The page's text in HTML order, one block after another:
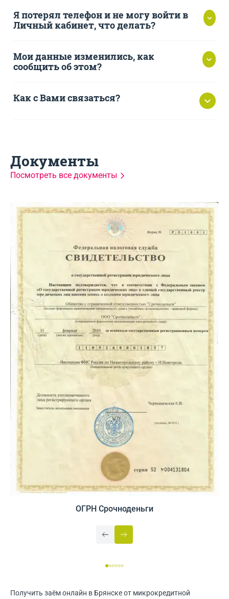
Я потерял телефон и не могу войти в
Личный кабинет, что делать?
Мои данные изменились, как
сообщить об этом?
Как с Вами связаться?
Документы
Посмотреть все документы
ОГРН Срочноденьги
Получить заём онлайн в Брянске от микрокредитной